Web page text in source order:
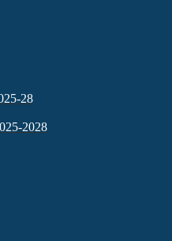
28
2028